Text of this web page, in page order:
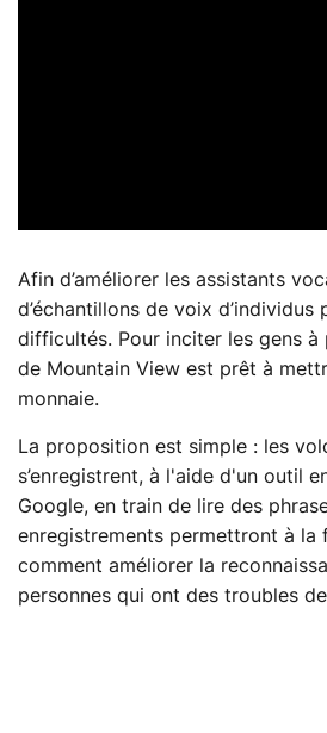
Afin d’améliorer les assistants
d’échantillons de voix d’individus
difficultés. Pour inciter les gens à
de Mountain View est prêt à
monnaie.
La proposition est simple : les
s’enregistrent, à l'aide d'un outil
Google, en train de lire des
enregistrements permettront à la
comment améliorer la
personnes qui ont des troubles